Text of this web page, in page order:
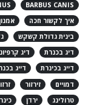
BARBUS CANIS
איך לקשור חכה
בינית גדולת קשקש
דיג בכנרת
דיג
דייג בכינרת
דייג
דמויים
זירזור
טרולינג
ירדן